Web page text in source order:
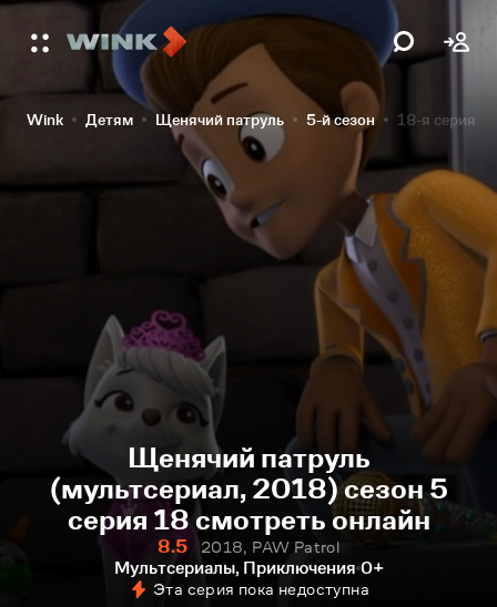
Wink Детям Щенячий патруль 5-й сезон 18-я серия
Щенячий патруль
(мультсериал, 2018) сезон 5
серия 18 смотреть онлайн
8.5
2018, PAW Patrol
Мультсериалы, Приключения 0+
Эта серия пока недоступна